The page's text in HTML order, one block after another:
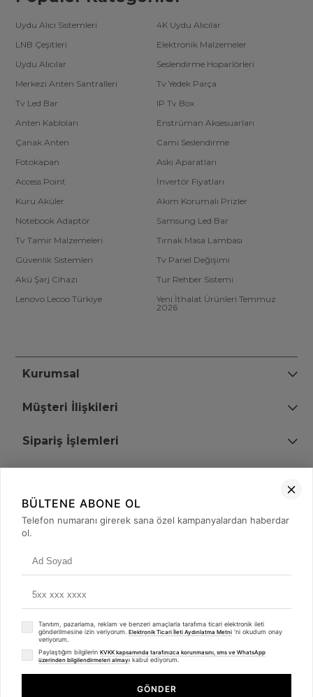
Uydu Alıcı Sistemleri
4K Uydu Alıcılar
LNB Çeşitleri
Elektronik Malzemeler
Uydu Alıcılar
Seslendirme Hoparlörleri
Merkezi Anten Santralleri
Tv Yedek Parça
Tv Led Bar
IP Tv Box
Anten Kabloları
Enstrüman Aksesuarları
Çanak Anten
Cami Seslendirme
Fotokapan
Askı Aparatları
Access Point
İnvertör Fiyatları
Kuru Aküler
Akım Korumalı Prizler
Notebook Adaptör
Samsung Led Bar
Tv Tamir Malzemeleri
Tırnak Masa Lambası
Güvenlik Sistemleri
Tv Panel Değişimi
Akü Şarj Cihazı
Tur Rehber Sistemi
Lenovo Lecoo Türkiye
Yeni İthalat Ürünleri Temmuz
2026
Kurumsal
Müşteri İlişkileri
Sipariş İşlemleri
+90 (850) 473 08 08
© 2008 - 2026merterelektronik.com
- Tüm Hakları Saklıdır. Kredi kartı bilgileriniz 256bit SSL sertifikası ile
Whatsapp
BÜLTENE ABONE OL
Telefon numaranı girerek sana özel kampanyalardan haberdar
ol.
Tanıtım, pazarlama, reklam ve benzeri amaçlarla tarafıma ticari elektronik ileti
gönderilmesine izin veriyorum. Elektronik Ticari İleti Aydınlatma Metni 'ni okudum onay
veriyorum.
Paylaştığım bilgilerin KVKK kapsamında tarafınızca korunmasını, sms ve WhatsApp
üzerinden bilgilendirmeleri almayı kabul ediyorum.
GÖNDER